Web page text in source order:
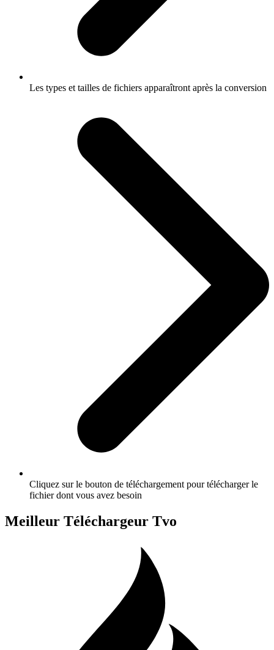
Les types et tailles de fichiers apparaîtront après la conversion
Cliquez sur le bouton de téléchargement pour télécharger le
fichier dont vous avez besoin
Meilleur Téléchargeur Tvo